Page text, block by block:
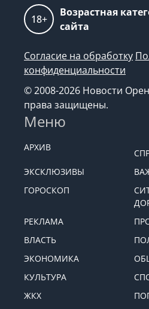
18+
Возрастная
сайта
Согласие на обработку
конфиденциальности
© 2008-2026 Новости
права защищены.
Меню
АРХИВ
ЭКСКЛЮЗИВЫ
ГОРОСКОП
РЕКЛАМА
ВЛАСТЬ
ЭКОНОМИКА
КУЛЬТУРА
ЖКХ